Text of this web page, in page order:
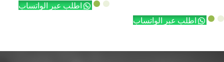
اطلب عبر الواتساب
اطلب عبر الواتساب